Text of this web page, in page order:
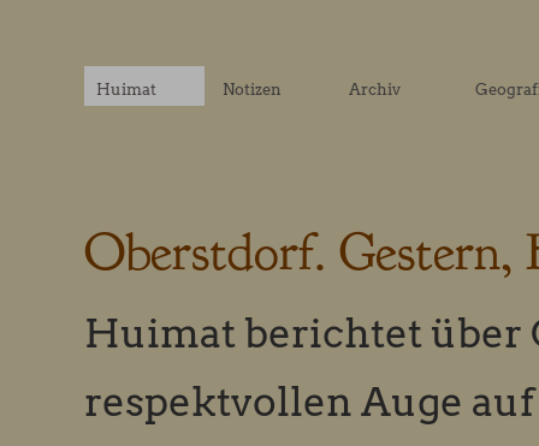
Oberstdorf.
Huimat berichtet über
respektvollen Auge
Huimat Notizen Archiv